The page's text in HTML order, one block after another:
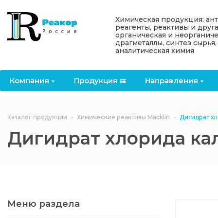
Компания Продукция Направления
Назад
Компания
Лицензии
Документы
Филиалы
Назад
Продукция
OceanСhem
Антипирены
антипирены
3ASenrise
Назад
Направления
Отвердители
Назад
Информация
Акции
Политика
конфиденциальности
Химическая продукция:
реагенты, реактивы и
органическая и
драгметаллы, синтез сырья,
аналитическая химия
Каталог продукции Химические реактивы Macklin Дигидрат
Дигидрат хлорида
Меню раздела